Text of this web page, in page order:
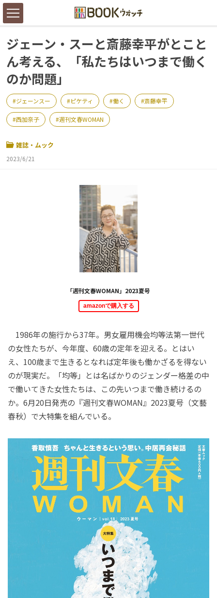
ジェーン・スーと斎藤幸平がとこと
ん考える、「私たちはいつまで働く
のか問題」
ジェーンスー ピケティ 働く 斎藤幸平
西加奈子 週刊文春WOMAN
雑誌・ムック
2023/6/21
「週刊文春WOMAN」2023夏号
amazonで購入する
1986年の施行から37年。男女雇用機会均等法第一世代
の女性たちが、今年度、60歳の定年を迎える。とはい
え、100歳まで生きるとなれば定年後も働かざるを得ない
のが現実だ。「均等」とは名ばかりのジェンダー格差の中
で働いてきた女性たちは、この先いつまで働き続けるの
か。6月20日発売の『週刊文春WOMAN』2023夏号（文藝
春秋）で大特集を組んでいる。